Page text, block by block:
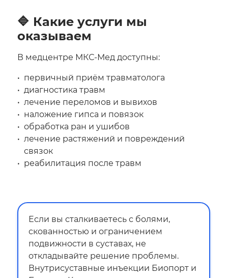
🔷 Какие услуги мы
оказываем
В медцентре МКС-Мед доступны:
первичный приём травматолога
диагностика травм
лечение переломов и вывихов
наложение гипса и повязок
обработка ран и ушибов
лечение растяжений и повреждений
связок
реабилитация после травм
Если вы сталкиваетесь с болями,
скованностью и ограничением
подвижности в суставах, не
откладывайте решение проблемы.
Внутрисуставные инъекции Биопорт и